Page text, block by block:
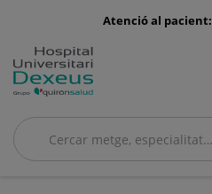
menu-
Atenció al pacient:
Cercar
Cercar